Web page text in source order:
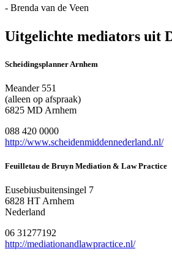
- Brenda van de Veen
Uitgelichte mediators uit
Scheidingsplanner Arnhem
Meander 551
(alleen op afspraak)
6825 MD Arnhem
088 420 0000
http://www.scheidenmiddennederland.nl/
Feuilletau de Bruyn Mediation & Law Practice
Eusebiusbuitensingel 7
6828 HT Arnhem
Nederland
06 31277192
http://mediationandlawpractice.nl/